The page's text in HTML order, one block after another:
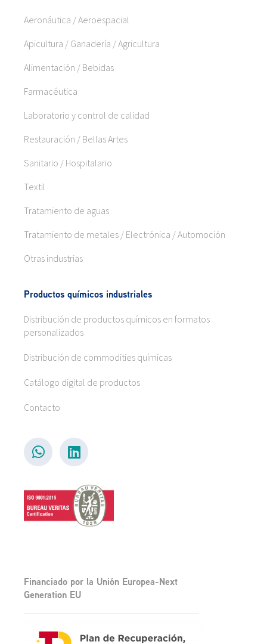
Aeronáutica / Aeroespacial
Apicultura / Ganadería / Agricultura
Alimentación / Bebidas
Farmacéutica
Laboratorio y control de calidad
Restauración / Bellas Artes
Sanitario / Hospitalario
Textil
Tratamiento de aguas
Tratamiento de metales / Electrónica / Automoción
Otras industrias
Productos químicos industriales
Distribución de productos químicos en formatos
personalizados
Distribución de commodities químicas
Catálogo digital de productos
Contacto
Financiado por la Unión Europea-Next
Generation EU